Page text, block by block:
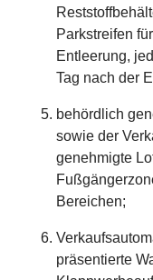
Parkstreifen
Entleerung,
Tag nach der
behördlich
sowie der
genehmigte
Bereichen;
präsentierte